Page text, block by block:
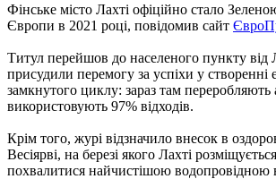
Фінське місто Лахті офіційно стало
Європи в 2021 році, повідомив сайт
Титул перейшов до населеного пункту від
присудили перемогу за успіхи у створенні
замкнутого циклу: зараз там
використовують 97% відходів.
Крім того, журі відзначило внесок в
Весіярві, на березі якого Лахті
похвалитися найчистішою водопровідною